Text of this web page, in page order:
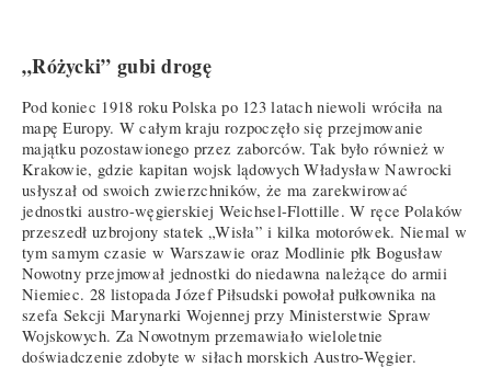
„Różycki” gubi drogę
Pod koniec 1918 roku Polska po 123 latach niewoli wróciła na
mapę Europy. W całym kraju rozpoczęło się przejmowanie
majątku pozostawionego przez zaborców. Tak było również w
Krakowie, gdzie kapitan wojsk lądowych Władysław Nawrocki
usłyszał od swoich zwierzchników, że ma zarekwirować
jednostki austro-węgierskiej Weichsel-Flottille. W ręce Polaków
przeszedł uzbrojony statek „Wisła” i kilka motorówek. Niemal w
tym samym czasie w Warszawie oraz Modlinie płk Bogusław
Nowotny przejmował jednostki do niedawna należące do armii
Niemiec. 28 listopada Józef Piłsudski powołał pułkownika na
szefa Sekcji Marynarki Wojennej przy Ministerstwie Spraw
Wojskowych. Za Nowotnym przemawiało wieloletnie
doświadczenie zdobyte w siłach morskich Austro-Węgier.